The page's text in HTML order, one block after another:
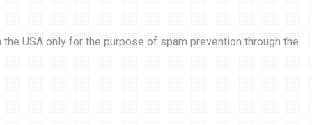
USA only for the purpose of spam prevention through the